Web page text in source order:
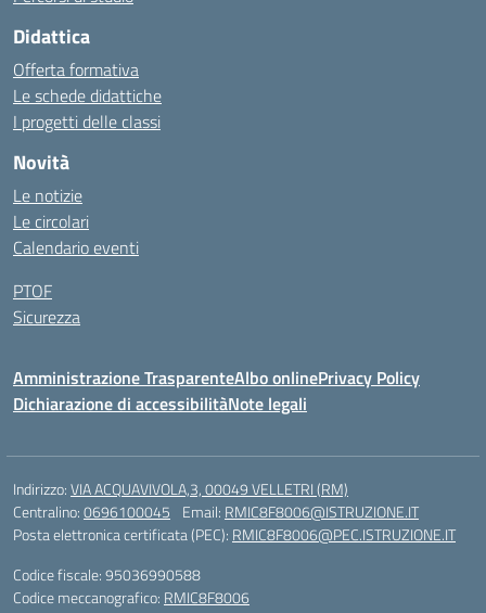
Didattica
Offerta formativa
Le schede didattiche
I progetti delle classi
Novità
Le notizie
Le circolari
Calendario eventi
PTOF
Sicurezza
Amministrazione TrasparenteAlbo onlinePrivacy Policy
Dichiarazione di accessibilitàNote legali
Indirizzo:VIA ACQUAVIVOLA,3, 00049 VELLETRI (RM)
Centralino:0696100045 Email: RMIC8F8006@ISTRUZIONE.IT
Posta elettronica certificata (PEC): RMIC8F8006@PEC.ISTRUZIONE.IT
Codice fiscale: 95036990588
Codice meccanografico: RMIC8F8006